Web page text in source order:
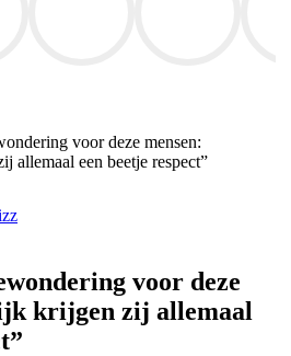
voor deze mensen:
allemaal een beetje respect”
voor deze
krijgen zij allemaal